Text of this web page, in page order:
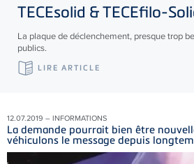
TECEsolid &TECEfilo-
La plaque de déclenchement, presque trop
publics.
LIRE ARTICLE
12.07.2019 – INFORMATIONS
La demande pourrait bien être
véhiculons le message depuis